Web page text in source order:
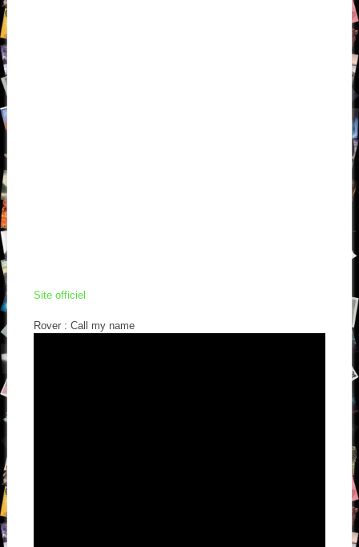
Site officiel
Rover : Call my name